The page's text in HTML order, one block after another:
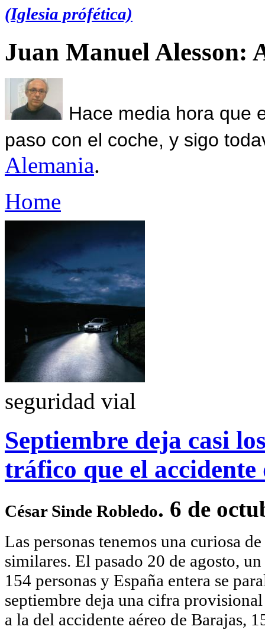
(Iglesia prófética)
Juan Manuel Alesson:
Hace media hora que
paso con el coche, y sigo
Alemania.
Home
seguridad vial
Septiembre deja casi
tráfico que el accidente
César Sinde Robledo. 6 de
Las personas tenemos una curiosa
similares. El pasado 20 de agosto,
154 personas y España entera se
septiembre deja una cifra
a la del accidente aéreo de Barajas,